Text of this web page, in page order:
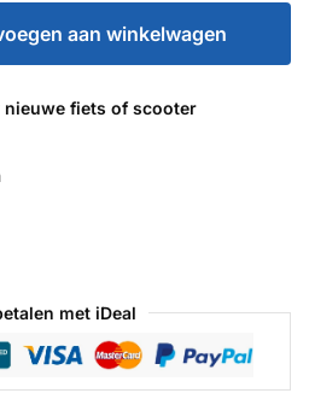
aan winkelwagen
fiets of scooter
met iDeal